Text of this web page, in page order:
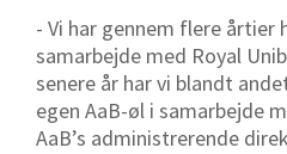
- Vi har gennem flere
samarbejde med Royal
senere år har vi blandt
egen AaB-øl i samarbejde
AaB’s administrerende